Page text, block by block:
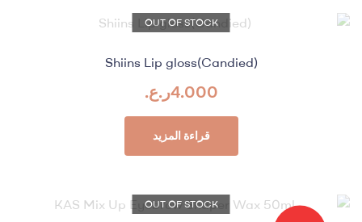
OUT OF STOCK
Shiins Lip gloss(Candied)
4.000ر.ع.
قراءة المزيد
OUT OF STOCK